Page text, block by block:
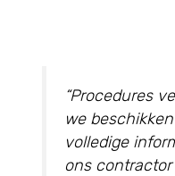
“Procedures
we
volledige
ons